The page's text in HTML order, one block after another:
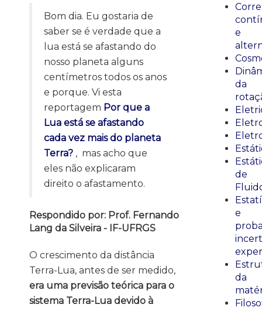
Bom dia. Eu gostaria de
saber se é verdade que a
lua está se afastando do
nosso planeta alguns
centímetros todos os anos
e porque. Vi esta
reportagem Por que a
Lua está se afastando
cada vez mais do planeta
Terra? , mas acho que
eles não explicaram
direito o afastamento.
Respondido por: Prof. Fernando
Lang da Silveira - IF-UFRGS
O crescimento da distância
Terra-Lua, antes de ser medido,
era uma previsão teórica para o
sistema Terra-Lua devido à
e
da
de
e
da